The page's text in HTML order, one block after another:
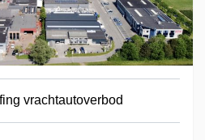
vrachtautoverbod